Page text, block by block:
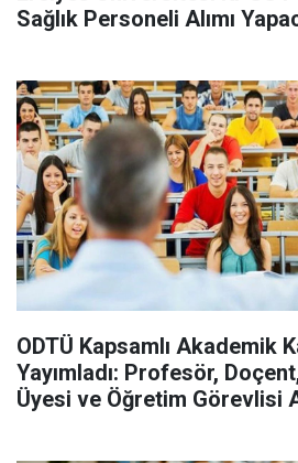
Sağlık Personeli Alımı
ODTÜ Kapsamlı Akademik
Yayımladı: Profesör,
Üyesi ve Öğretim Görevlisi